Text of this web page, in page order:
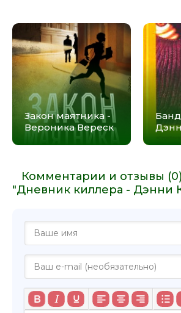
Закон маятника -
Вероника Вереск
Комментарии и отзывы
"Дневник киллера - Дэнни